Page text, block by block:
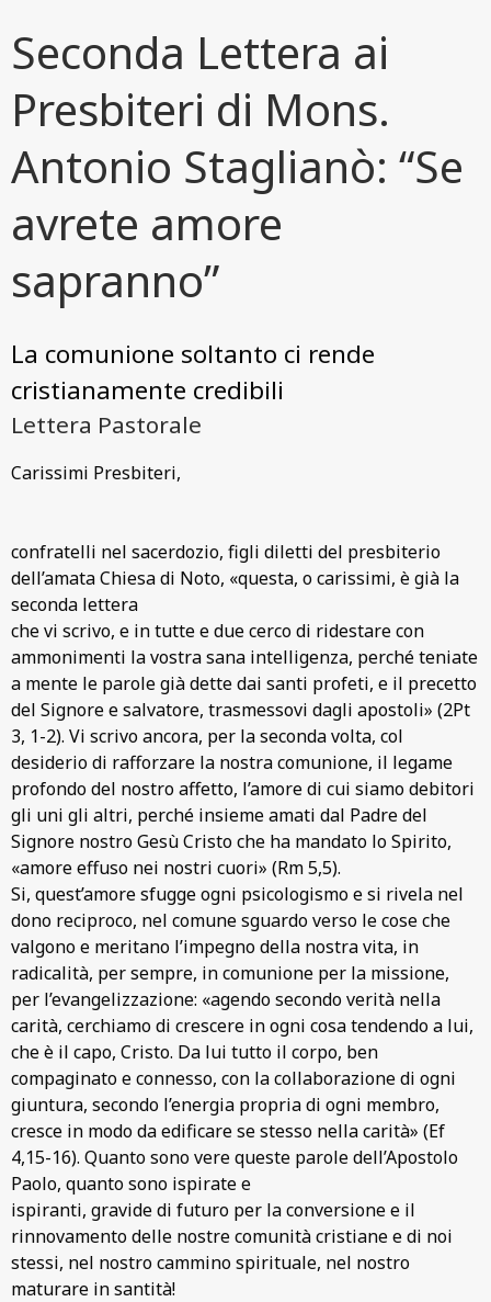
Seconda Lettera ai
Presbiteri di Mons.
Antonio Staglianò: “Se
avrete amore
sapranno”
La comunione soltanto ci rende
cristianamente credibili
Lettera Pastorale
Carissimi Presbiteri,
confratelli nel sacerdozio, figli diletti del presbiterio
dell’amata Chiesa di Noto, «questa, o carissimi, è già la
seconda lettera
che vi scrivo, e in tutte e due cerco di ridestare con
ammonimenti la vostra sana intelligenza, perché teniate
a mente le parole già dette dai santi profeti, e il precetto
del Signore e salvatore, trasmessovi dagli apostoli» (2Pt
3, 1-2). Vi scrivo ancora, per la seconda volta, col
desiderio di rafforzare la nostra comunione, il legame
profondo del nostro affetto, l’amore di cui siamo debitori
gli uni gli altri, perché insieme amati dal Padre del
Signore nostro Gesù Cristo che ha mandato lo Spirito,
«amore effuso nei nostri cuori» (Rm 5,5).
Si, quest’amore sfugge ogni psicologismo e si rivela nel
dono reciproco, nel comune sguardo verso le cose che
valgono e meritano l’impegno della nostra vita, in
radicalità, per sempre, in comunione per la missione,
per l’evangelizzazione: «agendo secondo verità nella
carità, cerchiamo di crescere in ogni cosa tendendo a lui,
che è il capo, Cristo. Da lui tutto il corpo, ben
compaginato e connesso, con la collaborazione di ogni
giuntura, secondo l’energia propria di ogni membro,
cresce in modo da edificare se stesso nella carità» (Ef
4,15-16). Quanto sono vere queste parole dell’Apostolo
Paolo, quanto sono ispirate e
ispiranti, gravide di futuro per la conversione e il
rinnovamento delle nostre comunità cristiane e di noi
stessi, nel nostro cammino spirituale, nel nostro
maturare in santità!